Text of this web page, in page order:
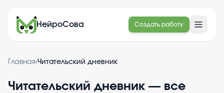
НейроСова Создать работу
Главная›Читательский дневник
Читательский дневник — все